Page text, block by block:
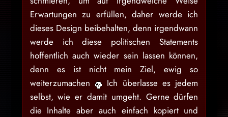
Erwartungen zu erfüllen, daher werde ich
dieses Design beibehalten, denn irgendwann
werde ich diese politischen Statements
hoffentlich auch wieder sein lassen können,
denn es ist nicht mein Ziel, ewig so
weiterzumachen
Ich überlasse es jedem
selbst, wie er damit umgeht. Gerne dürfen
die Inhalte aber auch einfach kopiert und